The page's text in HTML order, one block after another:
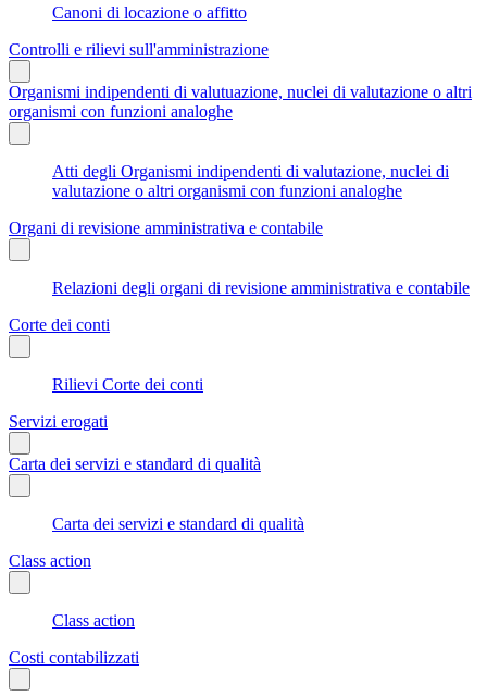
Canoni di locazione o affitto
Controlli e rilievi sull'amministrazione
Organismi indipendenti di valutuazione, nuclei di valutazione o altri
organismi con funzioni analoghe
Atti degli Organismi indipendenti di valutazione, nuclei di
valutazione o altri organismi con funzioni analoghe
Organi di revisione amministrativa e contabile
Relazioni degli organi di revisione amministrativa e contabile
Corte dei conti
Rilievi Corte dei conti
Servizi erogati
Carta dei servizi e standard di qualità
Carta dei servizi e standard di qualità
Class action
Class action
Costi contabilizzati